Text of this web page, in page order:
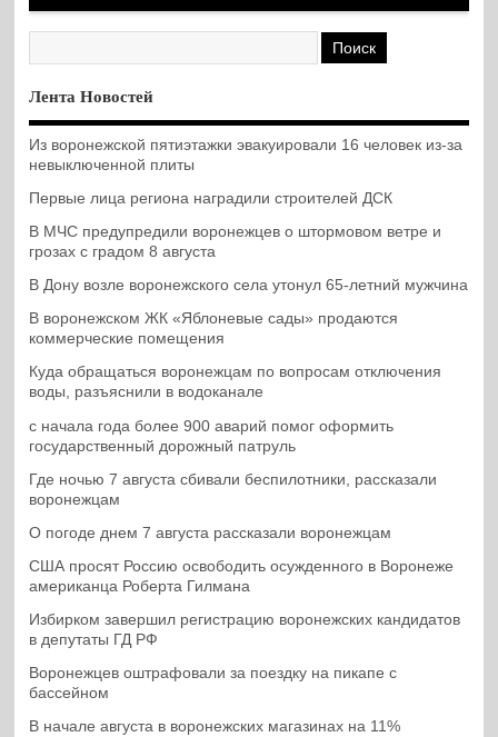
Лента Новостей
Из воронежской пятиэтажки эвакуировали 16 человек из-за
невыключенной плиты
Первые лица региона наградили строителей ДСК
В МЧС предупредили воронежцев о штормовом ветре и
грозах с градом 8 августа
В Дону возле воронежского села утонул 65-летний мужчина
В воронежском ЖК «Яблоневые сады» продаются
коммерческие помещения
Куда обращаться воронежцам по вопросам отключения
воды, разъяснили в водоканале
с начала года более 900 аварий помог оформить
государственный дорожный патруль
Где ночью 7 августа сбивали беспилотники, рассказали
воронежцам
О погоде днем 7 августа рассказали воронежцам
США просят Россию освободить осужденного в Воронеже
американца Роберта Гилмана
Избирком завершил регистрацию воронежских кандидатов
в депутаты ГД РФ
Воронежцев оштрафовали за поездку на пикапе с
бассейном
В начале августа в воронежских магазинах на 11%